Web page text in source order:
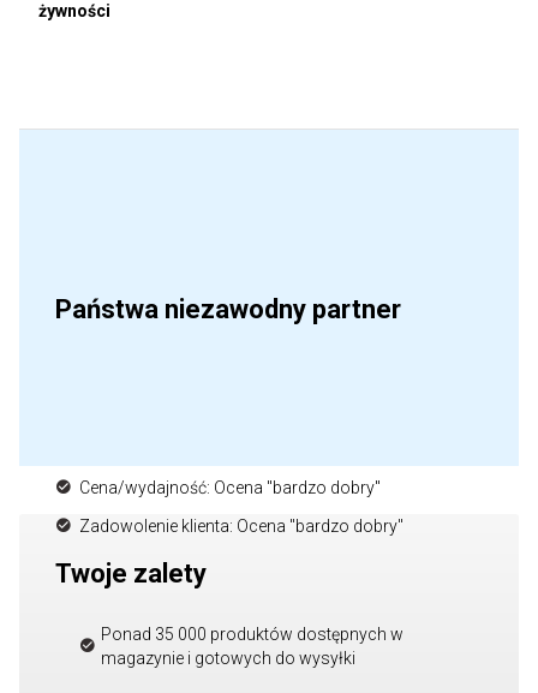
żywności
Państwa niezawodny partner
Cena/wydajność: Ocena "bardzo dobry"
Zadowolenie klienta: Ocena "bardzo dobry"
Twoje zalety
Ponad 35 000 produktów dostępnych w
magazynie i gotowych do wysyłki